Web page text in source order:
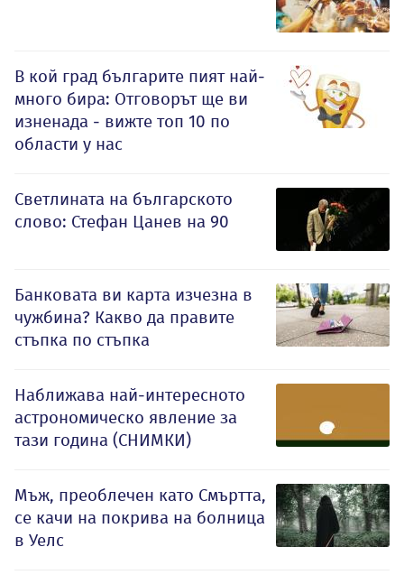
В кой град българите пият най-
много бира: Отговорът ще ви
изненада - вижте топ 10 по
области у нас
Светлината на българското
слово: Стефан Цанев на 90
Банковата ви карта изчезна в
чужбина? Какво да правите
стъпка по стъпка
Наближава най-интересното
астрономическо явление за
тази година (СНИМКИ)
Мъж, преоблечен като Смъртта,
се качи на покрива на болница
в Уелс